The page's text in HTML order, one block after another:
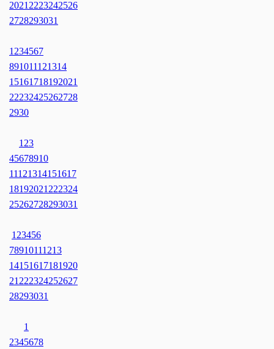
2021 2223242526
2728293031
1 234567
891011121314
15161718192021
22232425262728
2930
1 23
45678910
11121314151617
18192021 222324
25262728293031
1 23456
78910111213
14151617181920
21 222324252627
28293031
1
2345678